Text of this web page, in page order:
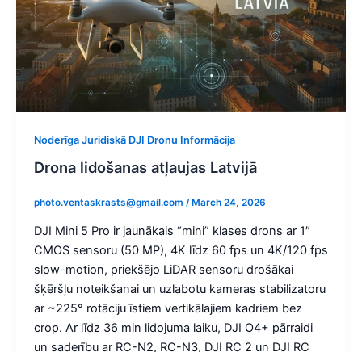
Noderīga Juridiskā DJI Dronu Informācija
Drona lidošanas atļaujas Latvijā
photo.ventaskrasts@gmail.com / March 24, 2026
DJI Mini 5 Pro ir jaunākais “mini” klases drons ar 1″
CMOS sensoru (50 MP), 4K līdz 60 fps un 4K/120 fps
slow-motion, priekšējo LiDAR sensoru drošākai
šķēršļu noteikšanai un uzlabotu kameras stabilizatoru
ar ~225° rotāciju īstiem vertikālajiem kadriem bez
crop. Ar līdz 36 min lidojuma laiku, DJI O4+ pārraidi
un saderību ar RC-N2, RC-N3, DJI RC 2 un DJI RC